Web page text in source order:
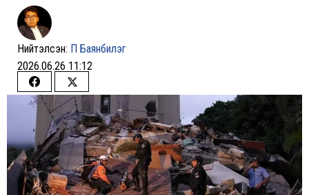
Нийтэлсэн: П Баянбилэг
2026.06.26 11:12
Share
on
Facebook
Share
on
Twitter